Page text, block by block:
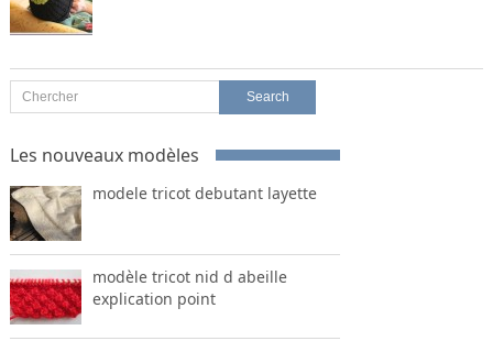
Les nouveaux modèles
modele tricot debutant layette
modèle tricot nid d abeille
explication point